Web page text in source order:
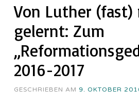
Von Luther (fast)
gelernt: Zum
2016-2017
GESCHRIEBEN AM 9. OKTOBER